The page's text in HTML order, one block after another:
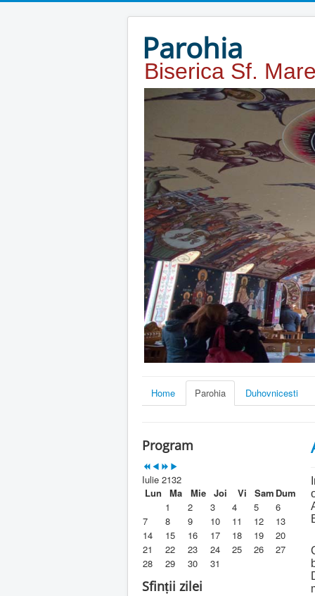
Parohia
Biserica Sf.
Home Parohia Duhovnicesti
Program
Iulie 2132
Lun
Ma Mie Joi Vi Sam Dum
1
2 3 4 5
6
7
8 9 10 11 12
13
14
15 16 17 18 19
20
21
22 23 24 25 26
27
28
29 30 31
Sfinții zilei